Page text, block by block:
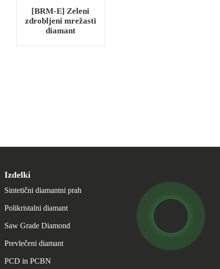
[BRM-E] Zeleni
zdrobljeni mrežasti
diamant
Izdelki
Sintetični diamantni prah
Polikristalni diamant
Saw Grade Diamond
Prevlečeni diamant
PCD in PCBN